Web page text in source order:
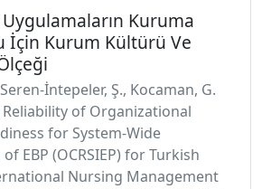
Uygulamaların Kuruma
İçin Kurum Kültürü Ve
İntepeler, Ş., Kocaman, G.
of Organizational
for System-Wide
EBP (OCRSIEP) for Turkish
Nursing Management